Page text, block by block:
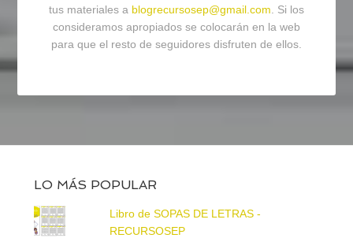
tus materiales a blogrecursosep@gmail.com. Si los
consideramos apropiados se colocarán en la web
para que el resto de seguidores disfruten de ellos.
LO MÁS POPULAR
Libro de SOPAS DE LETRAS -
RECURSOSEP